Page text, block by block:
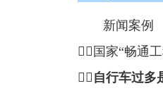
新闻案例
国家“畅通
 自行车过多